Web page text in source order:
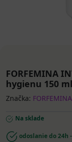
FORFEMINA
hygienu 150 ml
Značka: FORFEMINA
Na sklade
odoslanie do 24h